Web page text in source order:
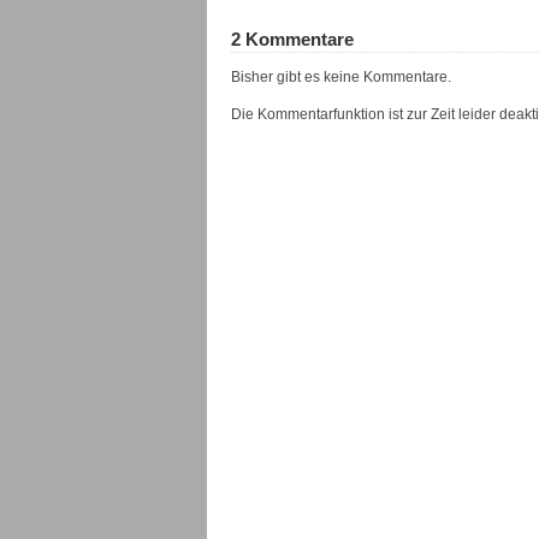
2 Kommentare
Bisher gibt es keine Kommentare.
Die Kommentarfunktion ist zur Zeit leider